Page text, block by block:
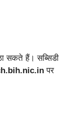
सकते हैं। सब्सिडी
पर